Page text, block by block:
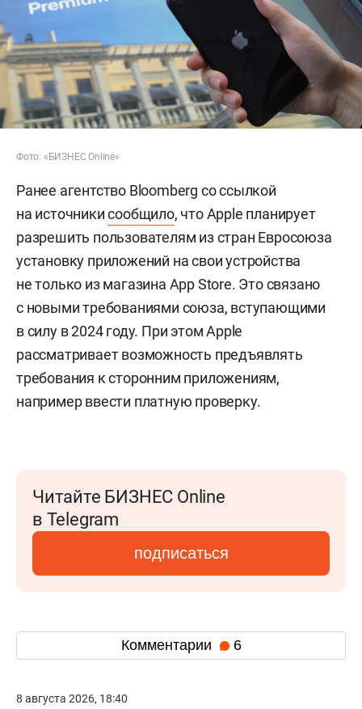
Фото: «БИЗНЕС Online»
Ранее агентство Bloomberg со ссылкой
на источникисообщило, что Apple планирует
разрешить пользователям из стран Евросоюза
установку приложений на свои устройства
не только из магазина App Store. Это связано
с новыми требованиями союза, вступающими
в силу в 2024 году. При этом Apple
рассматривает возможность предъявлять
требования к сторонним приложениям,
например ввести платную проверку.
Читайте БИЗНЕС Online
в Telegram
подписаться
Комментарии 6
8 августа 2026, 18:40